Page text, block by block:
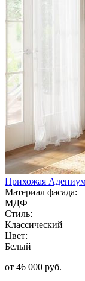
Прихожая
Материал фасада:
МДФ
Стиль:
Классический
Цвет:
Белый
от 46 000 руб.